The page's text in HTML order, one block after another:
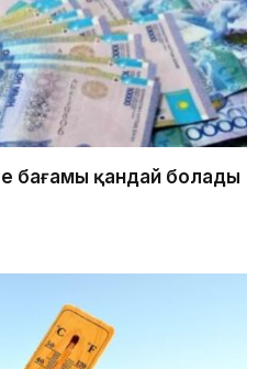
бағамы қандай болады